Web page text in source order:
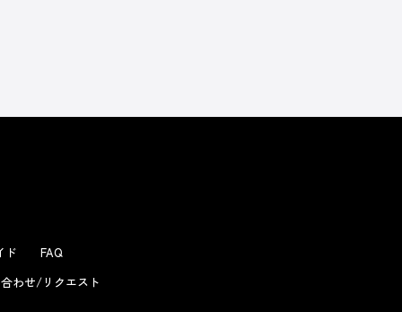
ド
FAQ
わせ/リクエスト